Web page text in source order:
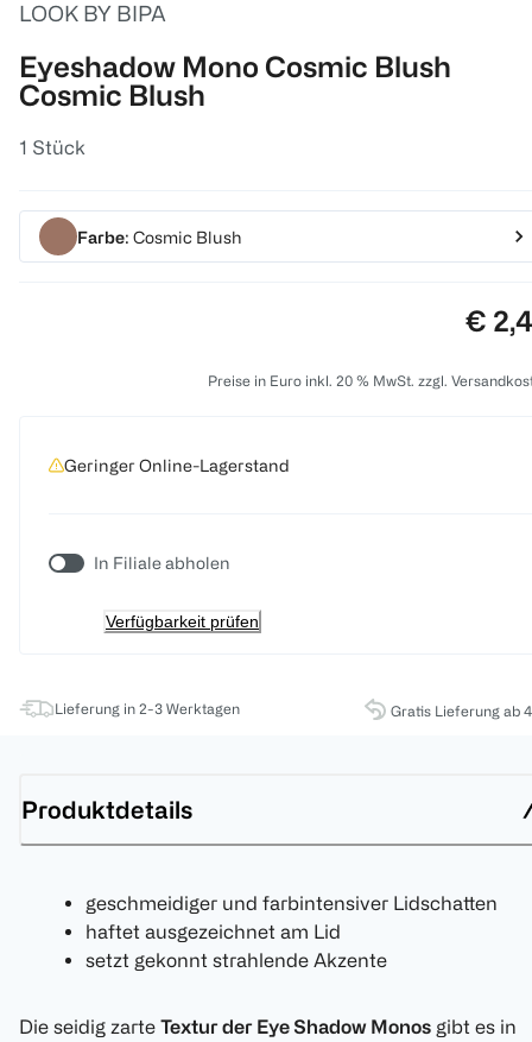
LOOK BY BIPA
Eyeshadow Mono Cosmic Blush
Cosmic Blush
1 Stück
Farbe: Cosmic Blush
€
Preise in Euro inkl. 20 % MwSt. zzgl.
Geringer Online-Lagerstand
In Filiale abholen
Verfügbarkeit prüfen
Lieferung in 2-3 Werktagen Gratis Lieferung ab
Produktdetails
geschmeidiger und farbintensiver Lidschatten
haftet ausgezeichnet am Lid
setzt gekonnt strahlende Akzente
Die seidig zarte Textur der Eye Shadow Monos gibt es in